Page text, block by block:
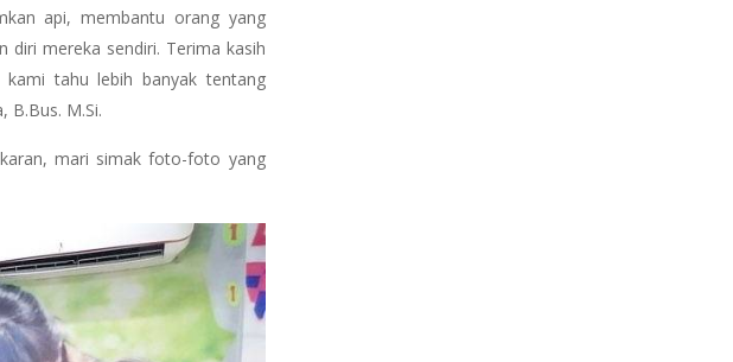
api, membantu orang yang
diri mereka sendiri. Terima kasih
tahu lebih banyak tentang
B.Bus. M.Si.
mari simak foto-foto yang